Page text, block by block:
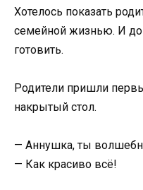
Хотелось показать
семейной жизнью. И
готовить.
Родители пришли
накрытый стол.
— Аннушка, ты
— Как красиво всё!